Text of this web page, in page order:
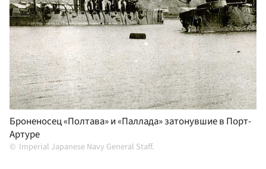
Броненосец «Полтава» и «Паллада» затонувшие в Порт-
Артуре
Imperial Japanese Navy General Staff.